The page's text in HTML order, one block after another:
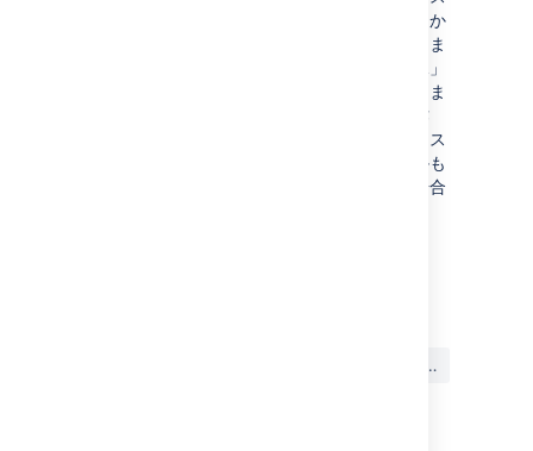
テムでは有効だが他のシステムでは無効か
もしれないパラメータを持つことができま
す。例えば、別のシステムが「解決状況」
フィールドに異なる値を含んでいるとしま
す。「課題フィールドの更新」事後操作
が、「解決状況」フィールドに、あるシス
テムにはあるが他のシステムにはないかも
しれない値を設定するのに使用される場合
いいえ